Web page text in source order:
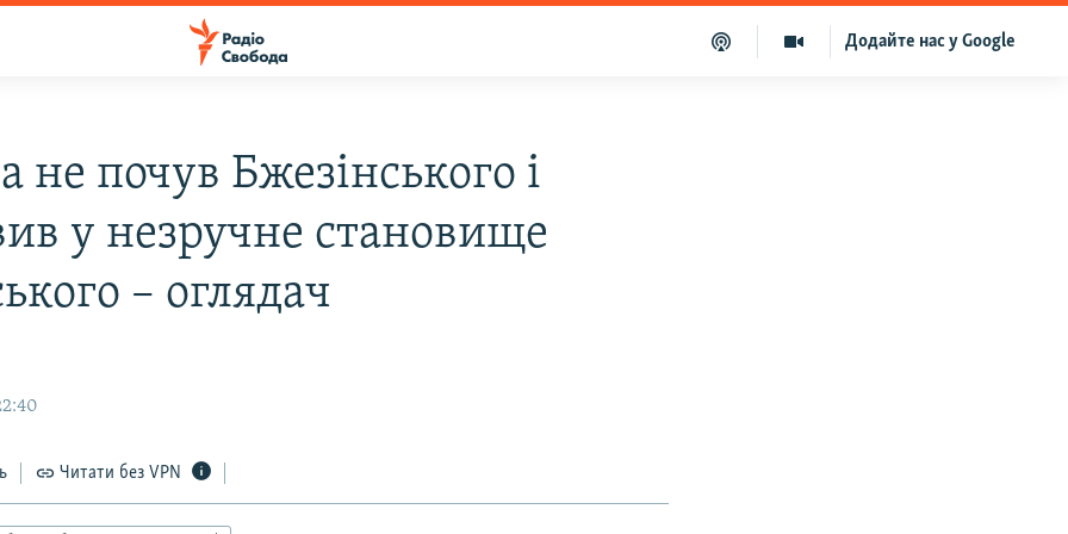
Додайте нас у Google
не почув Бжезінського і
у незручне становище
– оглядач
Читати без VPN